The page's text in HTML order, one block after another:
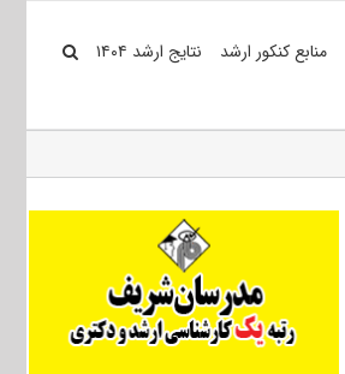
منابع کنکور ارشد نتایج ارشد ۱۴۰۴